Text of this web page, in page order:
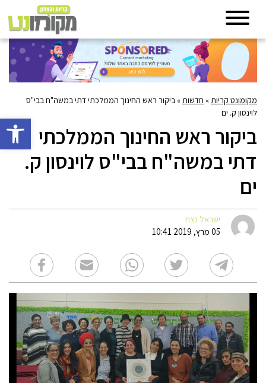
פתח
מקומונט קריות » חדשות » ביקור ראש החינוך הממלכתי דתי במשה"ח בבי"ס
לוינסון ק. ים
ביקור ראש החינוך הממלכתי
דתי במשה"ח בבי"ס לוינסון ק.
ים
ישראל נצח
05 מרץ, 2019 10:41